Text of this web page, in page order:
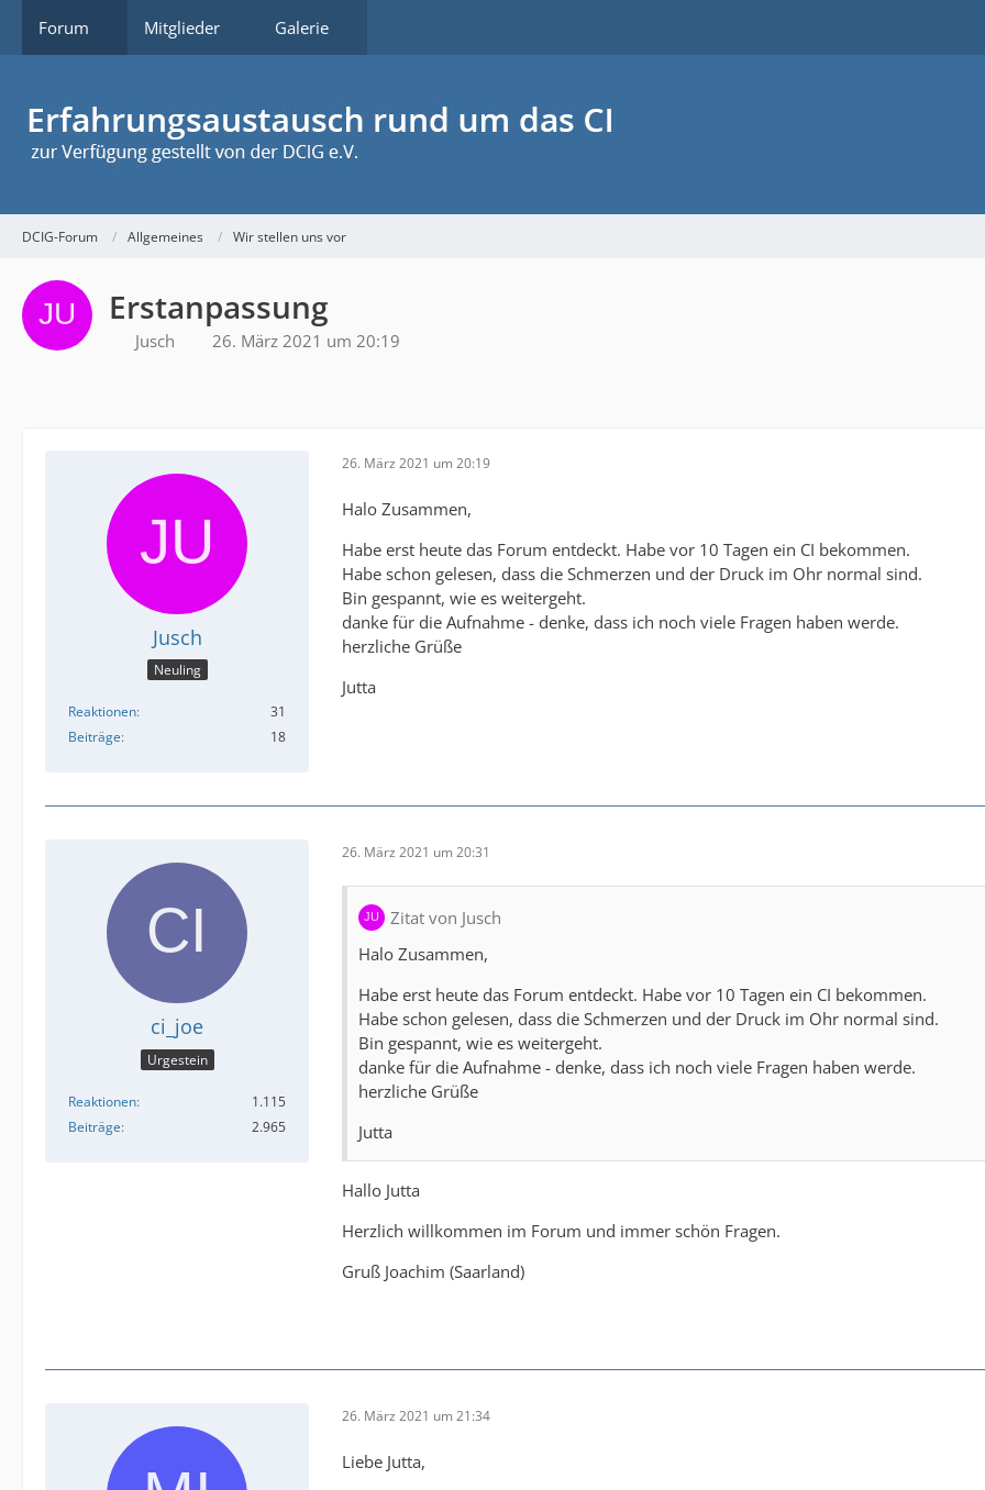
Forum Mitglieder Galerie
DCIG-Forum Allgemeines Wir stellen uns vor
Erstanpassung
Jusch 26. März 2021 um 20:19
Jusch
Neuling
Reaktionen
31
Beiträge
18
26. März 2021 um 20:19
Halo Zusammen,
Habe erst heute das Forum entdeckt. Habe vor 10 Tagen ein CI bekommen.
Habe schon gelesen, dass die Schmerzen und der Druck im Ohr normal sind.
Bin gespannt, wie es weitergeht.
danke für die Aufnahme - denke, dass ich noch viele Fragen haben werde.
herzliche Grüße
Jutta
ci_joe
Urgestein
Reaktionen
1.115
Beiträge
2.965
26. März 2021 um 20:31
Zitat von Jusch
Halo Zusammen,
Habe erst heute das Forum entdeckt. Habe vor 10 Tagen ein CI bekommen.
Habe schon gelesen, dass die Schmerzen und der Druck im Ohr normal sind.
Bin gespannt, wie es weitergeht.
danke für die Aufnahme - denke, dass ich noch viele Fragen haben werde.
herzliche Grüße
Jutta
Hallo Jutta
Herzlich willkommen im Forum und immer schön Fragen.
Gruß Joachim (Saarland)
26. März 2021 um 21:34
Liebe Jutta,